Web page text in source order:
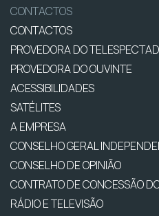
CONTACTOS
CONTACTOS
PROVEDORA DO
PROVEDORA DO OUVINTE
ACESSIBILIDADES
SATÉLITES
A EMPRESA
CONSELHO GERAL
CONSELHO DE OPINIÃO
CONTRATO DE CONCESSÃO
RÁDIO E TELEVISÃO